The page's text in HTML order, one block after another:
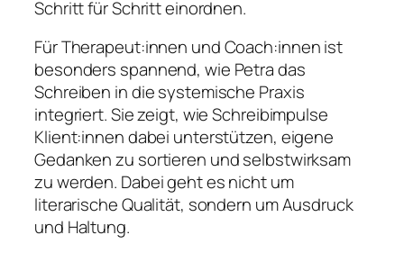
Schritt für Schritt einordnen.
Für Therapeut:innen und Coach:innen ist
besonders spannend, wie Petra das
Schreiben in die systemische Praxis
integriert. Sie zeigt, wie Schreibimpulse
Klient:innen dabei unterstützen, eigene
Gedanken zu sortieren und selbstwirksam
zu werden. Dabei geht es nicht um
literarische Qualität, sondern um Ausdruck
und Haltung.